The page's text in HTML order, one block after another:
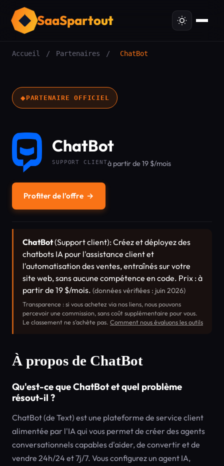
SaaSpartout
Accueil / Partenaires / ChatBot
◆PARTENAIRE OFFICIEL
ChatBot
SUPPORT CLIENTà partir de 19 $/mois
Profiter de l’offre →
ChatBot(Support client): Créez et déployez des
chatbots IA pour l'assistance client et
l'automatisation des ventes, entraînés sur votre
site web, sans aucune compétence en code. Prix : à
partir de 19 $/mois. (données vérifiées : juin 2026)
Transparence : si vous achetez via nos liens, nous pouvons
percevoir une commission, sans coût supplémentaire pour vous.
Le classement ne s’achète pas. Comment nous évaluons les outils
À propos de ChatBot
Qu'est-ce que ChatBot et quel problème
résout-il ?
ChatBot (de Text) est une plateforme de service client
alimentée par l'IA qui vous permet de créer des agents
conversationnels capables d'aider, de convertir et de
vendre 24h/24 et 7j/7. Vous configurez un agent IA,